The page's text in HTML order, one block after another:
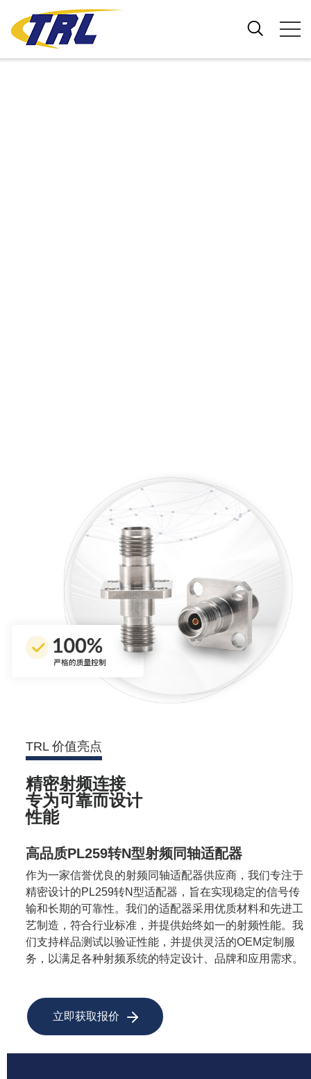
TRL 价值亮点
精密射频连接
专为可靠而设计
性能
高品质PL259转N型射频同轴适配器
作为一家信誉优良的射频同轴适配器供应商，我们专注于
精密设计的PL259转N型适配器，旨在实现稳定的信号传
输和长期的可靠性。我们的适配器采用优质材料和先进工
艺制造，符合行业标准，并提供始终如一的射频性能。我
们支持样品测试以验证性能，并提供灵活的OEM定制服
务，以满足各种射频系统的特定设计、品牌和应用需求。
立即获取报价